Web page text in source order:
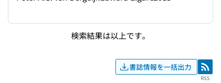
検索結果は以上です。
書誌情報を一括出力 RSS
RSS